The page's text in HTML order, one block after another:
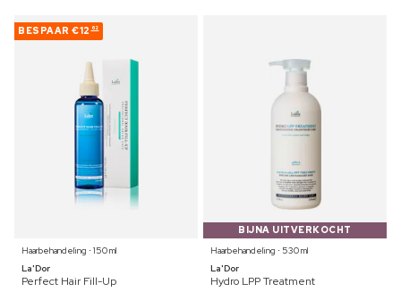
BESPAAR €12 62
Haarbehandeling ⋅ 150 ml
La'Dor
Perfect Hair Fill-Up
BIJNA UITVERKOCHT
Haarbehandeling ⋅ 530 ml
La'Dor
Hydro LPP Treatment